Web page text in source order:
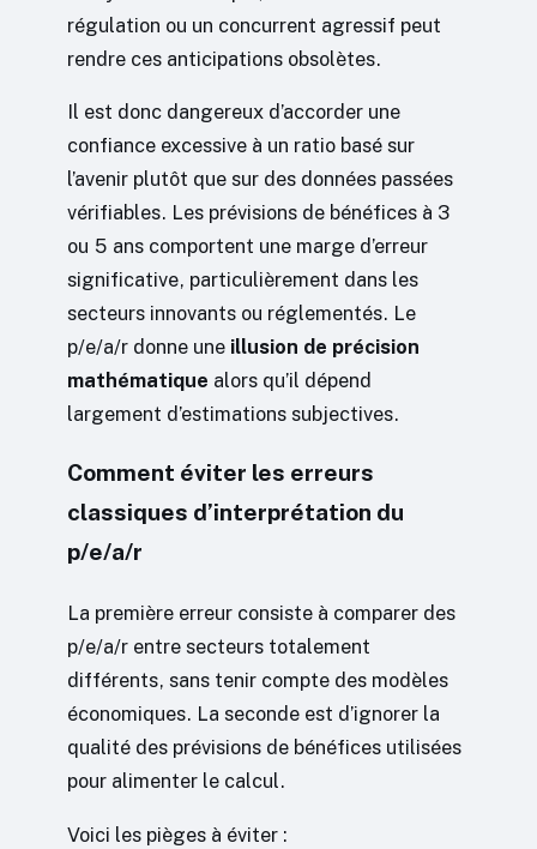
régulation ou un concurrent agressif peut
rendre ces anticipations obsolètes.
Il est donc dangereux d’accorder une
confiance excessive à un ratio basé sur
l’avenir plutôt que sur des données passées
vérifiables. Les prévisions de bénéfices à 3
ou 5 ans comportent une marge d’erreur
significative, particulièrement dans les
secteurs innovants ou réglementés. Le
p/e/a/r donne une illusion de précision
mathématique alors qu’il dépend
largement d’estimations subjectives.
Comment éviter les erreurs
classiques d’interprétation du
p/e/a/r
La première erreur consiste à comparer des
p/e/a/r entre secteurs totalement
différents, sans tenir compte des modèles
économiques. La seconde est d’ignorer la
qualité des prévisions de bénéfices utilisées
pour alimenter le calcul.
Voici les pièges à éviter :